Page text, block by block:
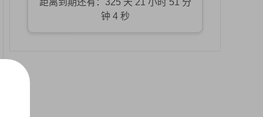
距离到期还有：325 天 21 小时 51 分
钟 3 秒